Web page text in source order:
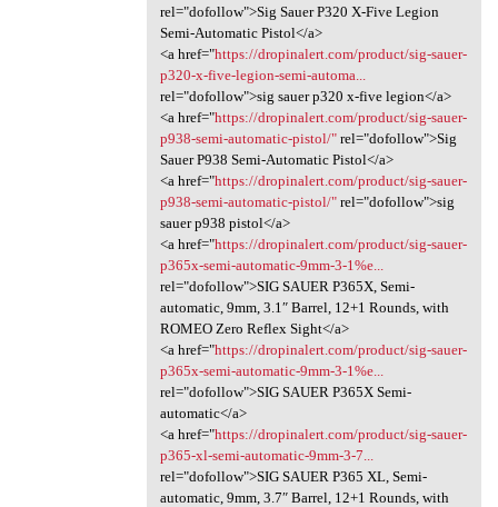
rel="dofollow">Sig Sauer P320 X-Five Legion
Semi-Automatic Pistol</a>
<a href="https://dropinalert.com/product/sig-sauer-
p320-x-five-legion-semi-automa...
rel="dofollow">sig sauer p320 x-five legion</a>
<a href="https://dropinalert.com/product/sig-sauer-
p938-semi-automatic-pistol/"rel="dofollow">Sig
Sauer P938 Semi-Automatic Pistol</a>
<a href="https://dropinalert.com/product/sig-sauer-
p938-semi-automatic-pistol/"rel="dofollow">sig
sauer p938 pistol</a>
<a href="https://dropinalert.com/product/sig-sauer-
p365x-semi-automatic-9mm-3-1%e...
rel="dofollow">SIG SAUER P365X, Semi-
automatic, 9mm, 3.1″ Barrel, 12+1 Rounds, with
ROMEO Zero Reflex Sight</a>
<a href="https://dropinalert.com/product/sig-sauer-
p365x-semi-automatic-9mm-3-1%e...
rel="dofollow">SIG SAUER P365X Semi-
automatic</a>
<a href="https://dropinalert.com/product/sig-sauer-
p365-xl-semi-automatic-9mm-3-7...
rel="dofollow">SIG SAUER P365 XL, Semi-
automatic, 9mm, 3.7″ Barrel, 12+1 Rounds, with